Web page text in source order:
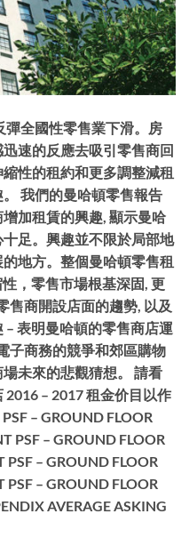
彈全國性零售業下滑。房
速的反應去吸引零售商回
性的租約和更多調整減租
我們的曼哈頓零售報告
加租賃的興趣, 顯示曼哈
足。興趣並不限於局部地
地方。整個曼哈頓零售租
，零售市場根基深固, 更
售商開設店面的趨勢, 以及
表明曼哈頓的零售商店運
子商務的競爭和郊區購物
未來的悲觀猜想。 請看
– 2017 租金价目以作
– GROUND FLOOR
PSF – GROUND FLOOR
PSF – GROUND FLOOR
PSF – GROUND FLOOR
AVERAGE ASKING